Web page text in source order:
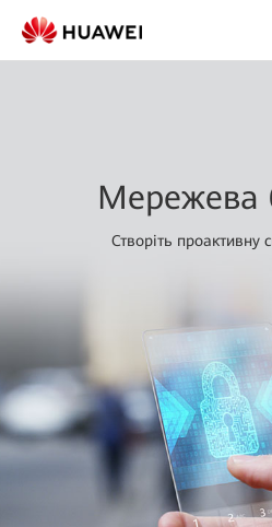
Мережева
Створіть проактивну